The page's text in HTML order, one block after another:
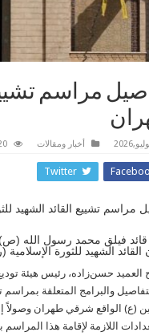
مراسم
أخبار ومقالات 20
Twitter
مراسم تشييع القائد الشهيد
قائد فيلق محمد رسول الله
القائد الشهيد للثورة
العميد حسن‌زاده، رئيس هيئة توديع
والبرامج المتعلقة
(ع) الواقع شرقي طهران
اللازمة لإقامة هذا